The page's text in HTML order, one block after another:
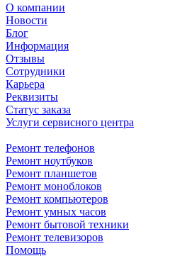
О компании
Новости
Блог
Информация
Отзывы
Сотрудники
Карьера
Реквизиты
Статус заказа
Услуги сервисного центра
Ремонт телефонов
Ремонт ноутбуков
Ремонт планшетов
Ремонт моноблоков
Ремонт компьютеров
Ремонт умных часов
Ремонт бытовой техники
Ремонт телевизоров
Помощь